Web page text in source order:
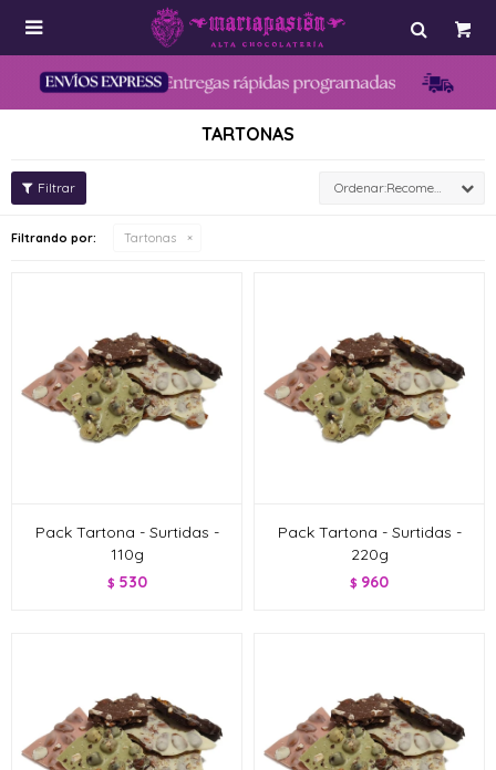

TARTONAS
Recomendados
Filtrando por: Tartonas
Pack Tartona - Surtidas -
110g
$ 530
Pack Tartona - Surtidas -
220g
$ 960